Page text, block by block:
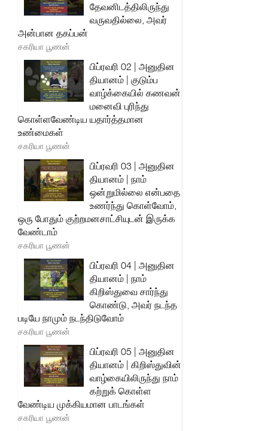
தேவனிடத்திலிருந்து
வருவதில்லை, அவர்
அன்பான தகப்பன்
சகரியா பூணன்
பிப்ரவரி 02 | அனுதின
தியானம் | குடும்ப
வாழ்க்கையில் கணவன்
மனைவி புரிந்து
கொள்ளவேண்டிய யதார்த்தமான
உண்மைகள்
சகரியா பூணன்
பிப்ரவரி 03 | அனுதின
தியானம் | நாம்
ஒன்றுமில்லை என்பதை
உணர்ந்து கொள்வோம்,
ஒரு போதும் குற்றமனசாட்சியுடன் இருக்க
வேண்டாம்
சகரியா பூணன்
பிப்ரவரி 04 | அனுதின
தியானம் | நாம்
கிறிஸ்துவை சார்ந்து
கொண்டு, அவர் நடந்த
படியே நாமும் நடந்திடுவோம்
சகரியா பூணன்
பிப்ரவரி 05 | அனுதின
தியானம் | கிறிஸ்துவின்
வாழ்கையிலிருந்து நாம்
கற்றுக் கொள்ள
வேண்டிய முக்கியமான பாடங்கள்
சகரியா பூணன்